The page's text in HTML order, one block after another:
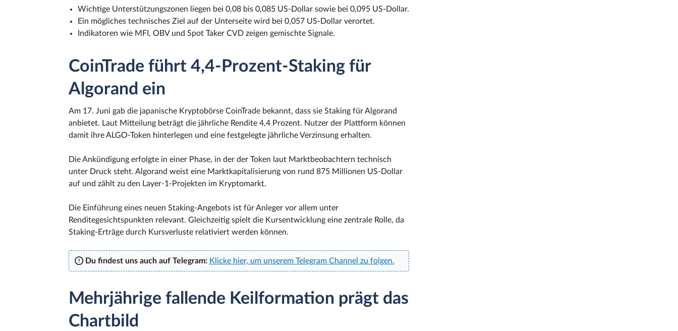
Wichtige Unterstützungszonen liegen bei 0,08 bis 0,085 US-Dollar sowie bei 0,095 US-Dollar.
Ein mögliches technisches Ziel auf der Unterseite wird bei 0,057 US-Dollar verortet.
Indikatoren wie MFI, OBV und Spot Taker CVD zeigen gemischte Signale.
CoinTrade führt 4,4-Prozent-Staking für
Algorand ein
Am 17. Juni gab die japanische Kryptobörse CoinTrade bekannt, dass sie Staking für Algorand
anbietet. Laut Mitteilung beträgt die jährliche Rendite 4,4 Prozent. Nutzer der Plattform können
damit ihre ALGO-Token hinterlegen und eine festgelegte jährliche Verzinsung erhalten.
Die Ankündigung erfolgte in einer Phase, in der der Token laut Marktbeobachtern technisch
unter Druck steht. Algorand weist eine Marktkapitalisierung von rund 875 Millionen US-Dollar
auf und zählt zu den Layer-1-Projekten im Kryptomarkt.
Die Einführung eines neuen Staking-Angebots ist für Anleger vor allem unter
Renditegesichtspunkten relevant. Gleichzeitig spielt die Kursentwicklung eine zentrale Rolle, da
Staking-Erträge durch Kursverluste relativiert werden können.
Du findest uns auch auf Telegram: Klicke hier, um unserem Telegram Channel zu folgen.
Mehrjährige fallende Keilformation prägt das
Chartbild